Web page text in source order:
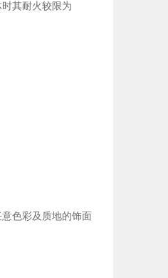
其耐火较限为
色彩及质地的饰面